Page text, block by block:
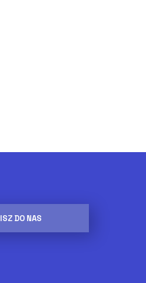
DO NAS